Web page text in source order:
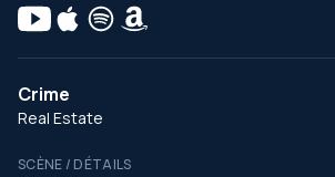
Crime
Real Estate
SCÈNE / DÉTAILS